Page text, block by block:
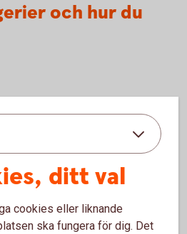
och hur du
ditt val
cookies eller liknande
ska fungera för dig. Det